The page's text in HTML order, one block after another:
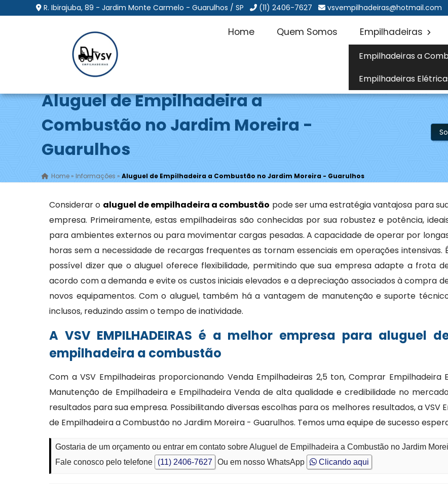
R. Ibirajuba, 89 - Jardim Monte Carmelo - Guarulhos / SP (11) 2406-7627 vsvempilhadeiras@hotmail.com
Home Quem Somos Empilhadeiras
Empilhadeiras a
Empilhadeiras
Aluguel de Empilhadeira a
Combustão no Jardim Moreira -
Guarulhos
Home »Informações »Aluguel de Empilhadeira a Combustão no Jardim Moreira - Guarulhos
Considerar o aluguel de empilhadeira a combustão pode ser uma estratégia vantajosa para
empresa. Primeiramente, estas empilhadeiras são conhecidas por sua robustez e potência,
para ambientes externos ou para movimentar cargas pesadas. A capacidade de operar por
horas sem a necessidade de recargas frequentes as tornam essenciais em operações intensivas.
possível dizer que o aluguel oferece flexibilidade, permitindo que sua empresa adapte a frota
acordo com a demanda e evite os custos iniciais elevados e a depreciação associados à compra
novos equipamentos. Com o aluguel, também há a vantagem de manutenção e suporte
inclusos, reduzindo assim o tempo de inatividade.
A VSV EMPILHADEIRAS é a melhor empresa para aluguel
empilhadeira a combustão
Com a VSV Empilhadeiras proporcionando Venda Empilhadeiras 2,5 ton, Comprar Empilhadeira
Manutenção de Empilhadeira e Empilhadeira Venda de alta qualidade e credibilidade no
resultados para sua empresa. Possibilitando diversas escolhas para os melhores resultados, a
de Empilhadeira a Combustão no Jardim Moreira - Guarulhos. Temos uma equipe de sucesso
Gostaria de um orçamento ou entrar em contato sobre Aluguel de Empilhadeira a Combustão no Jardim
Fale conosco pelo telefone
(11) 2406-7627 Ou em nosso WhatsApp Clicando aqui